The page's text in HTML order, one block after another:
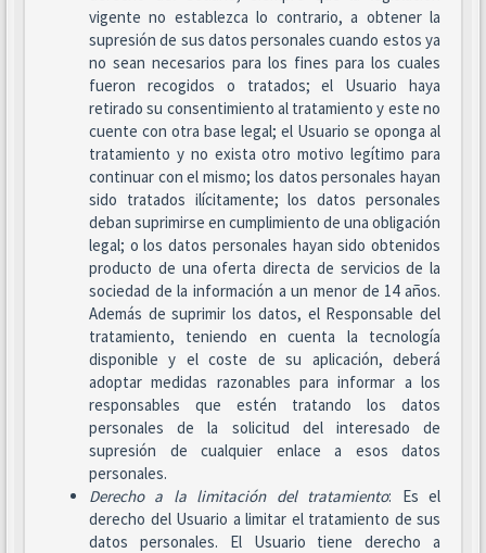
vigente no establezca lo contrario, a obtener la
supresión de sus datos personales cuando estos ya
no sean necesarios para los fines para los cuales
fueron recogidos o tratados; el Usuario haya
retirado su consentimiento al tratamiento y este no
cuente con otra base legal; el Usuario se oponga al
tratamiento y no exista otro motivo legítimo para
continuar con el mismo; los datos personales hayan
sido tratados ilícitamente; los datos personales
deban suprimirse en cumplimiento de una obligación
legal; o los datos personales hayan sido obtenidos
producto de una oferta directa de servicios de la
sociedad de la información a un menor de 14 años.
Además de suprimir los datos, el Responsable del
tratamiento, teniendo en cuenta la tecnología
disponible y el coste de su aplicación, deberá
adoptar medidas razonables para informar a los
responsables que estén tratando los datos
personales de la solicitud del interesado de
supresión de cualquier enlace a esos datos
personales.
Derecho a la limitación del tratamiento: Es el
derecho del Usuario a limitar el tratamiento de sus
datos personales. El Usuario tiene derecho a